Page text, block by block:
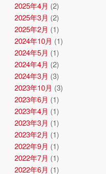
2025年4月 (2)
2025年3月 (2)
2025年2月 (1)
2024年10月 (1)
2024年5月 (1)
2024年4月 (2)
2024年3月 (3)
2023年10月 (3)
2023年6月 (1)
2023年4月 (1)
2023年3月 (1)
2023年2月 (1)
2022年9月 (1)
2022年7月 (1)
2022年6月 (1)